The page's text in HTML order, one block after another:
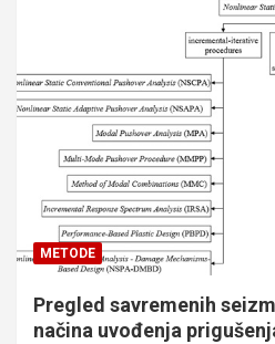
METODE
Pregled savremenih
načina uvođenja